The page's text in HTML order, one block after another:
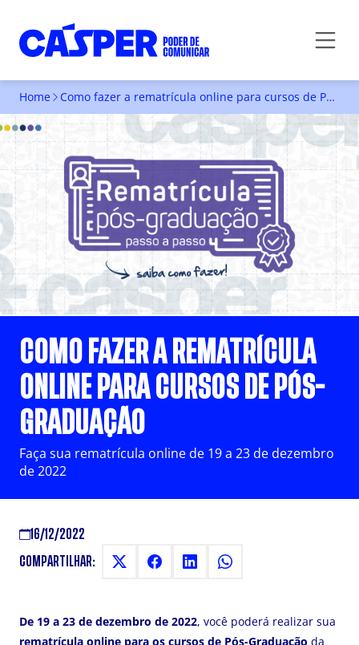
Home Como fazer a rematrícula online para cursos de Pós-Graduação
COMO FAZER A REMATRÍCULA
ONLINE PARA CURSOS DE PÓS-
GRADUAÇÃO
Faça sua rematrícula online de 19 a 23 de dezembro
de 2022
16/12/2022
COMPARTILHAR:
De 19 a 23 de dezembro de 2022, você poderá realizar sua
rematrícula online para os cursos de Pós-Graduação da